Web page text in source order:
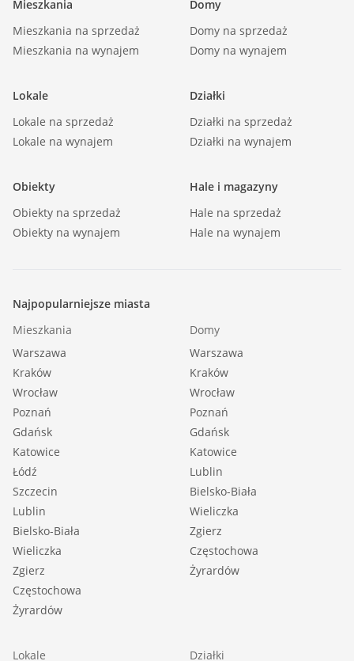
::LINK DO STRONY |
https://sadurscy.pl/offer/BS2-MS-311623
::KONTAKT DO AGENTA |
Marek Popiela |
+48 518-967-677 |
::DANE BIURA |
Oddział BS2, Rynek Pierwotny |
12 630-90-45
::GRATIS | Nasza prowizja zawiera: koszt
przedwstępnej notarialnej umowy sprzedaży
nieruchomości z rynku wtórnego.
::GWARANCJA | Gwarancja zwrotu zadatku.
Więcej informacji na sadurscy.pl/zwrot-zadatku/
Mieszkania
Mieszkania na sprzedaż
Mieszkania na wynajem
Domy
Domy na sprzedaż
Domy na wynajem
Lokale
Lokale na sprzedaż
Lokale na wynajem
Działki
Działki na sprzedaż
Działki na wynajem
Obiekty
Obiekty na sprzedaż
Obiekty na wynajem
Hale i magazyny
Hale na sprzedaż
Hale na wynajem
Najpopularniejsze miasta
Mieszkania
Warszawa
Kraków
Wrocław
Poznań
Gdańsk
Katowice
Łódź
Szczecin
Lublin
Bielsko-Biała
Wieliczka
Zgierz
Częstochowa
Żyrardów
Domy
Warszawa
Kraków
Wrocław
Poznań
Gdańsk
Katowice
Lublin
Bielsko-Biała
Wieliczka
Zgierz
Częstochowa
Żyrardów
Lokale
Działki